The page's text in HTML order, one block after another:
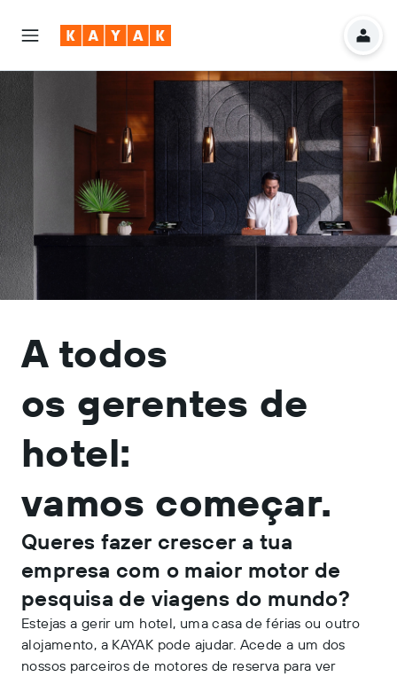
A todos
os gerentes de
hotel:
vamos começar.
Queres fazer crescer a tua
empresa com o maior motor de
pesquisa de viagens do mundo?
Estejas a gerir um hotel, uma casa de férias ou outro
alojamento, a KAYAK pode ajudar. Acede a um dos
nossos parceiros de motores de reserva para ver